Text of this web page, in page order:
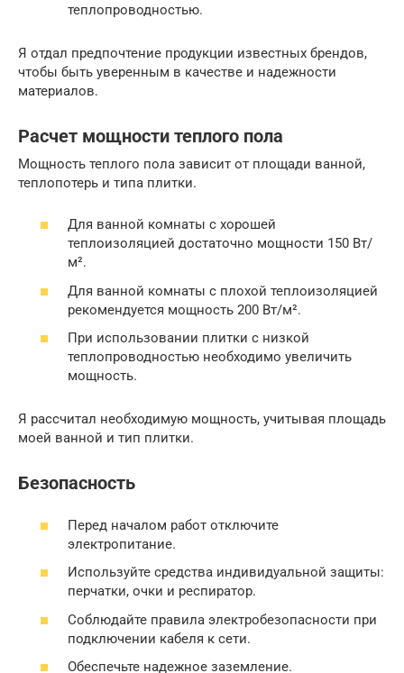
теплопроводностью.
Я отдал предпочтение продукции известных брендов,
чтобы быть уверенным в качестве и надежности
материалов.
Расчет мощности теплого пола
Мощность теплого пола зависит от площади ванной,
теплопотерь и типа плитки.
Для ванной комнаты с хорошей
теплоизоляцией достаточно мощности 150 Вт/
м².
Для ванной комнаты с плохой теплоизоляцией
рекомендуется мощность 200 Вт/м².
При использовании плитки с низкой
теплопроводностью необходимо увеличить
мощность.
Я рассчитал необходимую мощность, учитывая площадь
моей ванной и тип плитки.
Безопасность
Перед началом работ отключите
электропитание.
Используйте средства индивидуальной защиты:
перчатки, очки и респиратор.
Соблюдайте правила электробезопасности при
подключении кабеля к сети.
Обеспечьте надежное заземление.